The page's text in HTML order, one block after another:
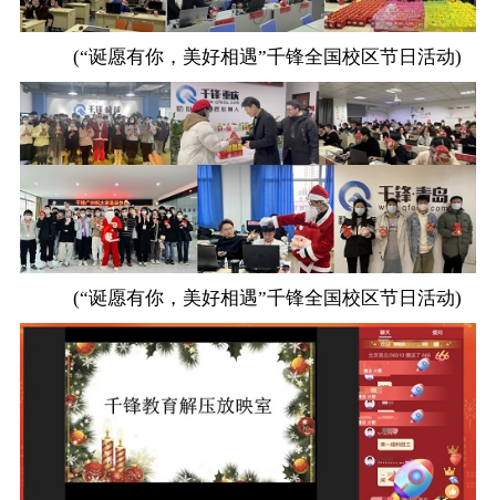
(“诞愿有你，美好相遇”千锋全国校区节日活动)
(“诞愿有你，美好相遇”千锋全国校区节日活动)